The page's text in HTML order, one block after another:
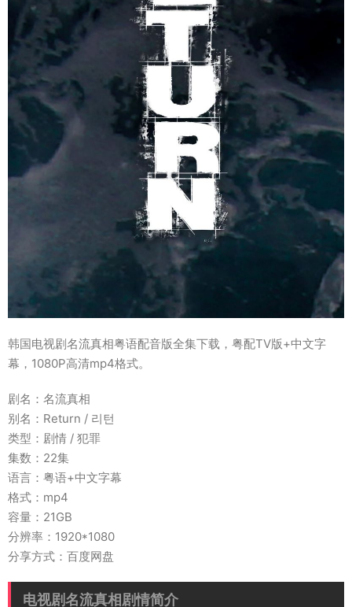
韩国电视剧名流真相粤语配音版全集下载，粤配TV版+中文字
幕，1080P高清mp4格式。
剧名：名流真相
别名：Return / 리턴
类型：剧情 / 犯罪
集数：22集
语言：粤语+中文字幕
格式：mp4
容量：21GB
分辨率：1920*1080
分享方式：百度网盘
电视剧名流真相剧情简介